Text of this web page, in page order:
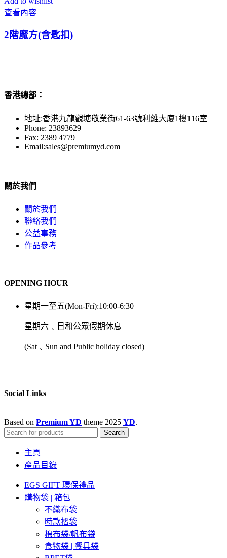
查看內容
2階魔方(含匙扣)
香港總部：
地址:香港九龍觀塘敬業街61-63號利維大廈1樓116室
Phone: 23893629
Fax: 2389 4779
Email:sales@premiumyd.com
關於我們
關於我們
聯絡我們
公益事務
作品參考
OPENING HOUR
星期一至五(Mon-Fri):10:00-6:30
星期六﹑日和公眾假期休息
(Sat﹑Sun and Public holiday closed)
Social Links
Based on Premium YD theme 2025 YD.
Search
主頁
產品目錄
EGS GIFT 環保禮品
購物袋 | 箱包
不織布袋
時款摺袋
棉布袋/帆布袋
食物袋 | 餐具袋